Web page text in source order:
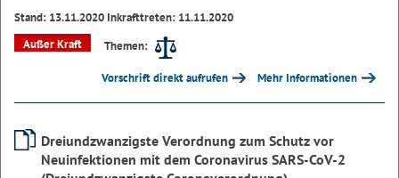
Stand: 13.11.2020 Inkrafttreten: 11.11.2020
Außer Kraft
Themen:
Vorschrift direkt aufrufen Mehr Informationen
Dreiundzwanzigste Verordnung zum Schutz vor
Neuinfektionen mit dem Coronavirus SARS-CoV-2